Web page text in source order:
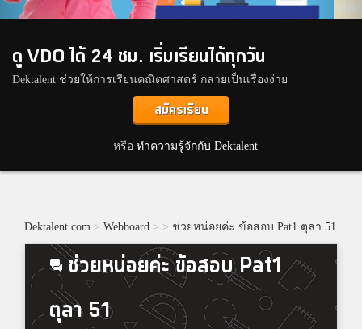
ดู VDO ได้ 24 ชม. เริ่มเรียนได้ทุกวัน
Dektalent ช่วยให้การเรียนคณิตศาสตร์ กลายเป็นเรื่องง่าย
สมัครเรียน
หรือ ทำความรู้จักกับ Dektalent
Dektalent.com > Webboard > > ช่วยหน่อยค่ะ ข้อสอบ Pat1 ตุลา 51
ช่วยหน่อยค่ะ ข้อสอบ Pat1
ตุลา 51